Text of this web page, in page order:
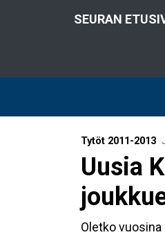
SEURAN
Tytöt 2011-2013
Uusia
Oletko